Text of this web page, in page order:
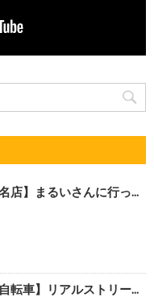
店】まるいさんに行っ...
転車】リアルストリー...